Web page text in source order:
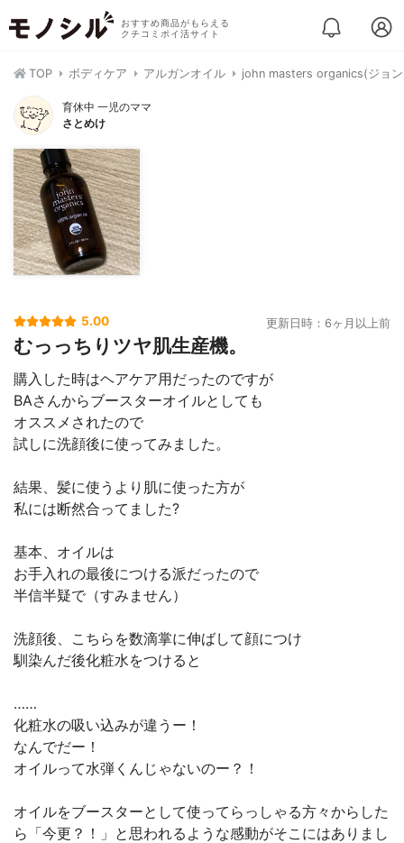
おすすめ商品がもらえる
クチコミポイ活サイト
TOP ボディケア アルガンオイル john masters organics(ジョ
育休中 一児のママ
さとめけ
5.00 更新日時：6ヶ月以上前
むっっちりツヤ肌生産機。
購入した時はヘアケア用だったのですが
BAさんからブースターオイルとしても
オススメされたので
試しに洗顔後に使ってみました。
結果、髪に使うより肌に使った方が
私には断然合ってました?
基本、オイルは
お手入れの最後につける派だったので
半信半疑で（すみません）
洗顔後、こちらを数滴掌に伸ばして顔につけ
馴染んだ後化粧水をつけると
……
化粧水の吸い込みが違うー！
なんでだー！
オイルって水弾くんじゃないのー？！
オイルをブースターとして使ってらっしゃる方々からした
ら「今更？！」と思われるような感動がそこにはありまし